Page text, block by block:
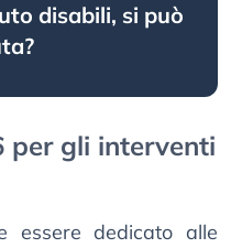
disabili, si può
per gli interventi
essere dedicato alle